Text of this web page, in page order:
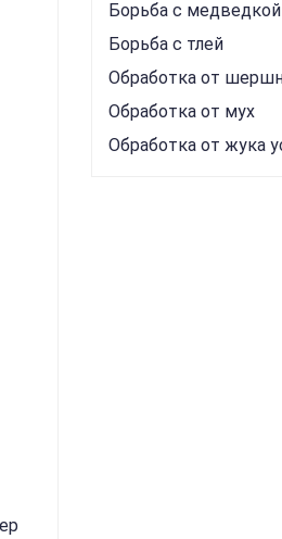
Борьба с медведкой
Борьба с тлей
Обработка от
Обработка от мух
Обработка от жука